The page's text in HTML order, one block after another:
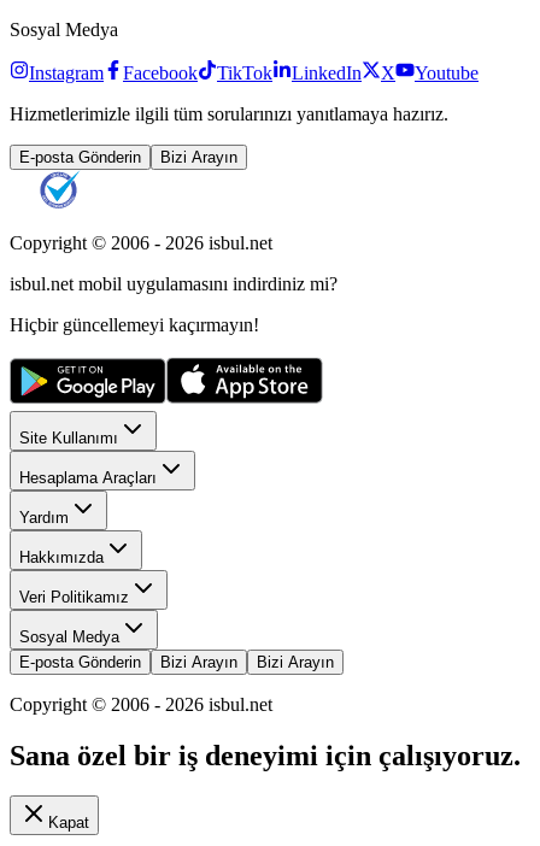
Sosyal Medya
Instagram Facebook TikTok LinkedIn X
Youtube
Hizmetlerimizle ilgili tüm sorularınızı yanıtlamaya hazırız.
E-posta Gönderin Bizi Arayın
Copyright © 2006 - 2026 isbul.net
isbul.net mobil uygulamasını indirdiniz mi?
Hiçbir güncellemeyi kaçırmayın!
Site Kullanımı
Hesaplama Araçları
Yardım
Hakkımızda
Veri Politikamız
Sosyal Medya
E-posta Gönderin
Bizi Arayın Bizi Arayın
Copyright © 2006 - 2026 isbul.net
Sana özel bir iş deneyimi için çalışıyoruz.
Kapat